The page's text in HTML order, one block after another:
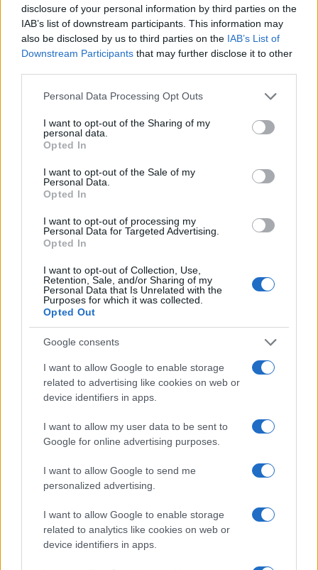
disclosure of your personal information by third parties on the
IAB’s list of downstream participants. This information may
also be disclosed by us to third parties on the IAB’s List of
Downstream Participants that may further disclose it to other
Please note that this website/app uses one or more Google
not limited to your visit or usage behaviour. You may click to
grant or deny consent to Google and its third-party tags to
use your data for below specified purposes in below Google
consent section.
Personal Data Processing Opt Outs
I want to opt-out of the Sharing of my
personal data.
Opted In
I want to opt-out of the Sale of my
Personal Data.
Opted In
I want to opt-out of processing my
Personal Data for Targeted Advertising.
Opted In
I want to opt-out of Collection, Use,
Retention, Sale, and/or Sharing of my
Personal Data that Is Unrelated with the
Purposes for which it was collected.
Opted Out
Google consents
I want to allow Google to enable storage
related to advertising like cookies on web or
device identifiers in apps.
I want to allow my user data to be sent to
Google for online advertising purposes.
I want to allow Google to send me
personalized advertising.
I want to allow Google to enable storage
related to analytics like cookies on web or
device identifiers in apps.
Don Antonio Mazzi: l’ultimo saluto a Milano tra
Marco Tessari · 3 Ago 2026
Bocciature scolastiche: i casi giudiziari che hanno
Marco Tessari · 3 Ago 2026
PIÙ LETTI
Scopri le Olimpiadi Milano Cortina: Sport, Cultura e
Innovazione per un Futuro Sostenibile